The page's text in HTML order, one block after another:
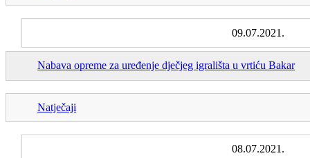
09.07.2021.
Nabava opreme za uređenje dječjeg igrališta u vrtiću Bakar
Natječaji
08.07.2021.